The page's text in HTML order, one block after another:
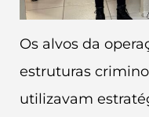
Os alvos da
estruturas
utilizavam